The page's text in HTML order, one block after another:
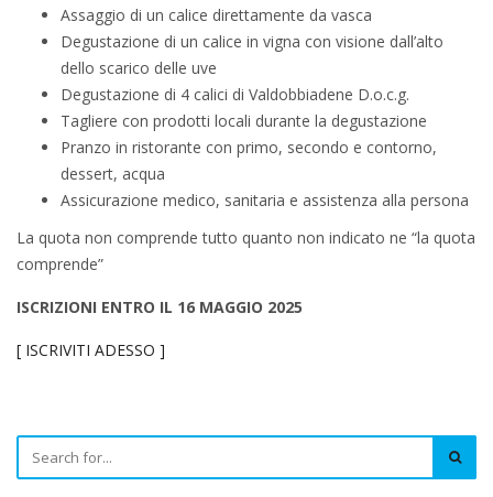
Assaggio di un calice direttamente da vasca
Degustazione di un calice in vigna con visione dall’alto
dello scarico delle uve
Degustazione di 4 calici di Valdobbiadene D.o.c.g.
Tagliere con prodotti locali durante la degustazione
Pranzo in ristorante con primo, secondo e contorno,
dessert, acqua
Assicurazione medico, sanitaria e assistenza alla persona
La quota non comprende tutto quanto non indicato ne “la quota
comprende”
ISCRIZIONI ENTRO IL 16 MAGGIO 2025
[ ISCRIVITI ADESSO ]